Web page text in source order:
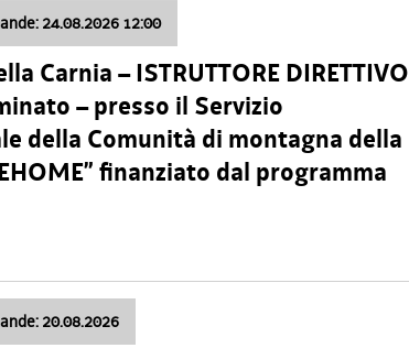
24.08.2026 12:00
Carnia – ISTRUTTORE DIRETTIVO
– presso il Servizio
della Comunità di montagna della
finanziato dal programma
20.08.2026